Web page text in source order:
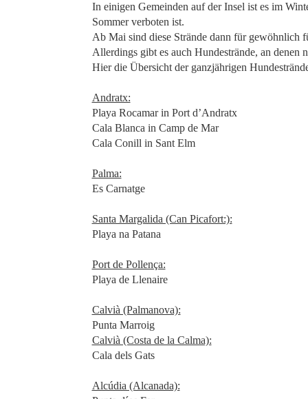
In einigen Gemeinden auf der Insel ist es im
Sommer verboten ist.
Ab Mai sind diese Strände dann für gewöhnlich
Allerdings gibt es auch Hundestrände, an denen
Hier die Übersicht der ganzjährigen
Andratx:
Playa Rocamar in Port d’Andratx
Cala Blanca in Camp de Mar
Cala Conill in Sant Elm
Palma:
Es Carnatge
Santa Margalida (Can Picafort:):
Playa na Patana
Port de Pollença:
Playa de Llenaire
Calvià (Palmanova):
Punta Marroig
Calvià (Costa de la Calma):
Cala dels Gats
Alcúdia (Alcanada):